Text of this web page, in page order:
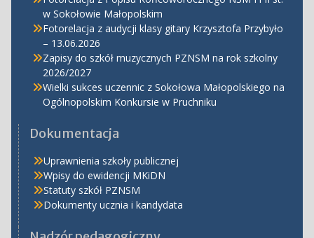
w Sokołowie Małopolskim
Fotorelacja z audycji klasy gitary Krzysztofa Przybyło
– 13.06.2026
Zapisy do szkół muzycznych PZNSM na rok szkolny
2026/2027
Wielki sukces uczennic z Sokołowa Małopolskiego na
Ogólnopolskim Konkursie w Pruchniku
Dokumentacja
Uprawnienia szkoły publicznej
Wpisy do ewidencji MKiDN
Statuty szkół PZNSM
Dokumenty ucznia i kandydata